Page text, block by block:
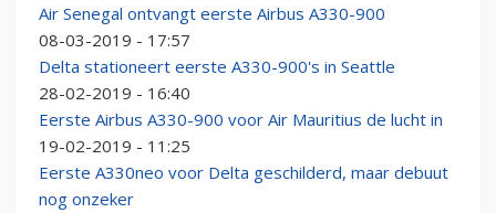
Air Senegal ontvangt eerste Airbus A330-900
08-03-2019 - 17:57
Delta stationeert eerste A330-900's in Seattle
28-02-2019 - 16:40
Eerste Airbus A330-900 voor Air Mauritius de lucht in
19-02-2019 - 11:25
Eerste A330neo voor Delta geschilderd, maar debuut
nog onzeker